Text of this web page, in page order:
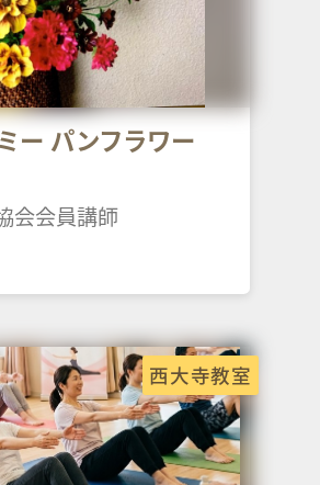
ー パンフラワー
会会員講師
西大寺教室